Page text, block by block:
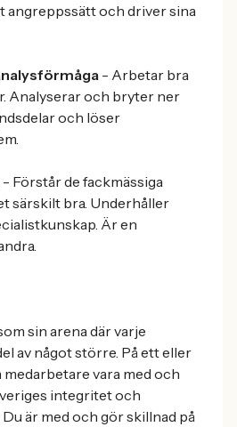
angreppssätt och driver sina
- Arbetar bra
Analyserar och bryter ner
och löser
- Förstår de fackmässiga
särskilt bra. Underhåller
Är en
sin arena där varje
av något större. På ett eller
vara med och
integritet och
är med och gör skillnad på